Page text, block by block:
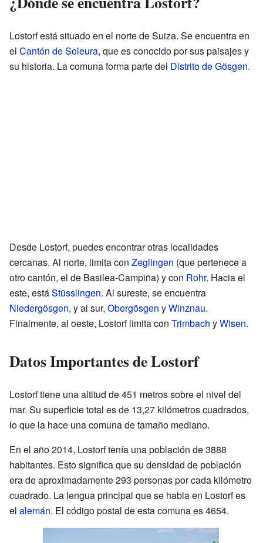
Lostorf está situado en el norte de Suiza. Se encuentra en
el Cantón de Soleura, que es conocido por sus paisajes y
su historia. La comuna forma parte del Distrito de Gösgen.
Desde Lostorf, puedes encontrar otras localidades
cercanas. Al norte, limita con Zeglingen (que pertenece a
otro cantón, el de Basilea-Campiña) y con Rohr. Hacia el
este, estáStüsslingen. Al sureste, se encuentra
Niedergösgen, y al sur, Obergösgen yWinznau.
Finalmente, al oeste, Lostorf limita con Trimbach yWisen.
Datos Importantes de Lostorf
Lostorf tiene una altitud de 451 metros sobre el nivel del
mar. Su superficie total es de 13,27 kilómetros cuadrados,
lo que la hace una comuna de tamaño mediano.
En el año 2014, Lostorf tenía una población de 3888
habitantes. Esto significa que su densidad de población
era de aproximadamente 293 personas por cada kilómetro
cuadrado. La lengua principal que se habla en Lostorf es
el alemán. El código postal de esta comuna es 4654.